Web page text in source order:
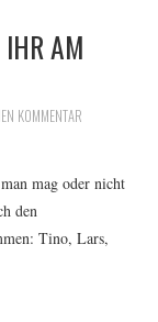
IHR AM
KOMMENTAR
mag oder nicht
den
Tino, Lars,